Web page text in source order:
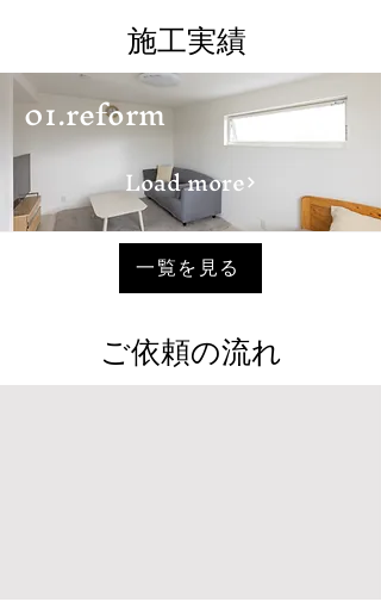
​施工実績
01.reform
Load more
一覧を見る
ご依頼の流れ